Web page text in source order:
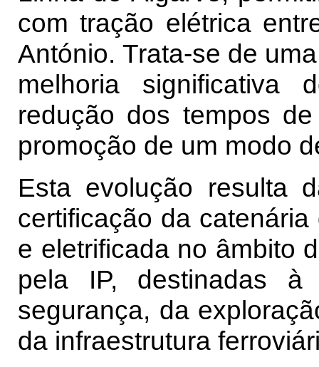
com tração elétrica
António. Trata-se de
melhoria
redução dos tempos
promoção de um modo
Esta evolução resulta
certificação da
e eletrificada no âmbito
pela IP, destinadas à
segurança, da
da infraestrutura